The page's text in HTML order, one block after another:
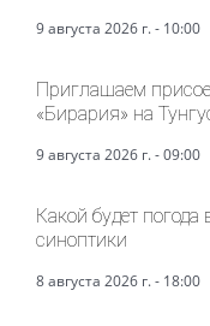
9 августа 2026 г. - 10:00
Приглашаем
«Бирария» на
9 августа 2026 г. - 09:00
Какой будет
синоптики
8 августа 2026 г. - 18:00